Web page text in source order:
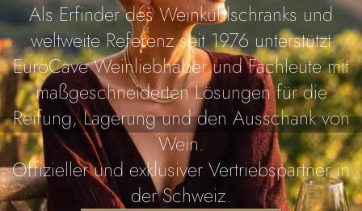
Als Erfinder des Weinkühlschranks und
weltweite Referenz seit 1976 unterstützt
EuroCave Weinliebhaber und Fachleute mit
maßgeschneiderten Lösungen für die
Reifung, Lagerung und den Ausschank von
Wein.
Offizieller und exklusiver Vertriebspartner in
der Schweiz.